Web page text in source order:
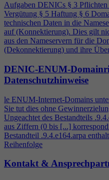
Aufgaben DENICs § 3 Pflichten
Vergütung § 5 Haftung § 6
technischen Daten in die
auf (Konnektierung). Dies gilt
aus den Nameservern für die
(Dekonnektierung) und ihre
DENIC-ENUM-
Datenschutzhinweise
le ENUM-Internet-Domains
Sie tut dies ohne
Ungeachtet des Bestandteils .9.4
aus Ziffern (0 bis [...]
Bestandteil .9.4.e164.arpa
Reihenfolge
Kontakt &